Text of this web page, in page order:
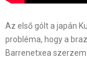
Az első gólt a japán
probléma, hogy a
Barrenetxea